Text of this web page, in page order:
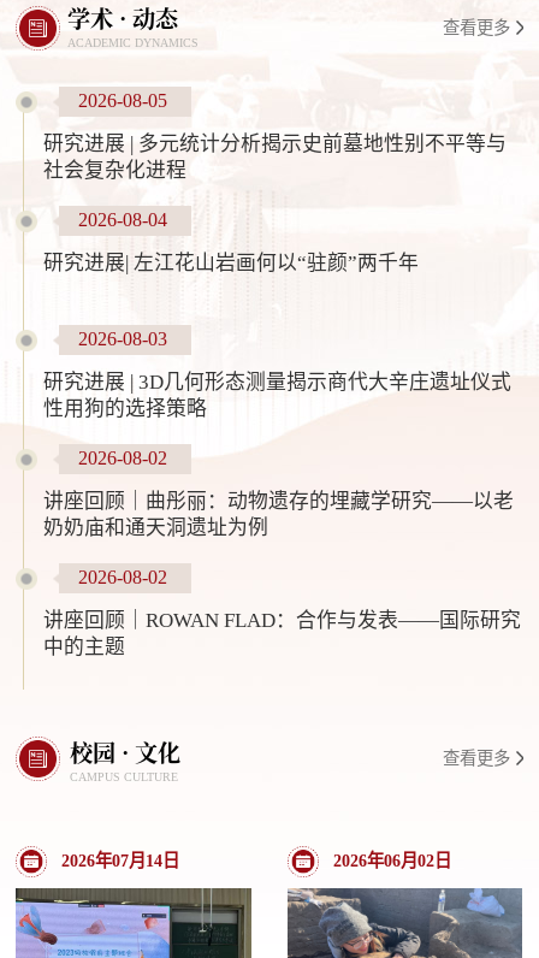
学术 · 动态
ACADEMIC DYNAMICS
查看更多
2026-08-05
研究进展 | 多元统计分析揭示史前墓地性别不平等与
社会复杂化进程
2026-08-04
研究进展| 左江花山岩画何以“驻颜”两千年
2026-08-03
研究进展 | 3D几何形态测量揭示商代大辛庄遗址仪式
性用狗的选择策略
2026-08-02
讲座回顾｜曲彤丽：动物遗存的埋藏学研究——以老
奶奶庙和通天洞遗址为例
2026-08-02
讲座回顾｜ROWAN FLAD：合作与发表——国际研究
中的主题
校园 · 文化
CAMPUS CULTURE
查看更多
2026年07月14日 2026年06月02日